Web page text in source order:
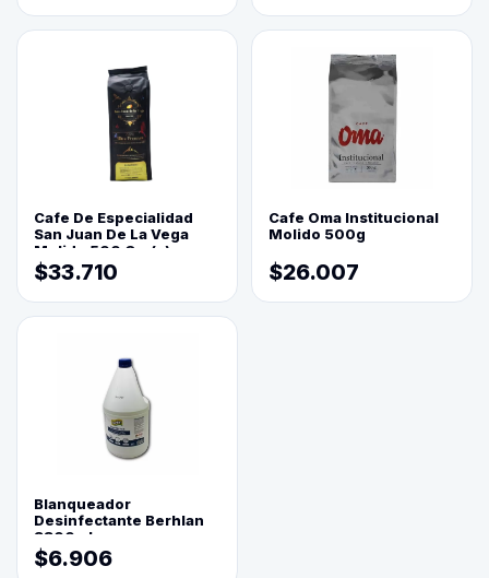
Cafe De Especialidad
San Juan De La Vega
Molido 500 Grs(=)
$33.710
Cafe Oma Institucional
Molido 500g
$26.007
Blanqueador
Desinfectante Berhlan
3800ml
$6.906